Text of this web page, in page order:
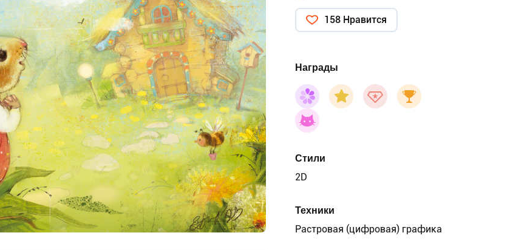
158 Нравится
Награды
Стили
2D
Техники
Растровая (цифровая) графика